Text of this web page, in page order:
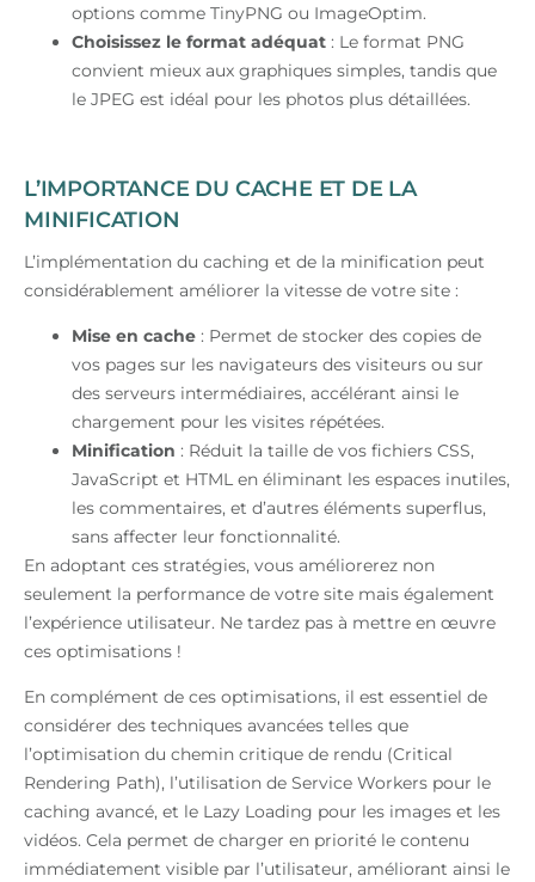
options comme TinyPNG ou ImageOptim.
Choisissez le format adéquat : Le format PNG
convient mieux aux graphiques simples, tandis que
le JPEG est idéal pour les photos plus détaillées.
L’IMPORTANCE DU CACHE ET DE LA
MINIFICATION
L’implémentation du caching et de la minification peut
considérablement améliorer la vitesse de votre site :
Mise en cache : Permet de stocker des copies de
vos pages sur les navigateurs des visiteurs ou sur
des serveurs intermédiaires, accélérant ainsi le
chargement pour les visites répétées.
Minification : Réduit la taille de vos fichiers CSS,
JavaScript et HTML en éliminant les espaces inutiles,
les commentaires, et d’autres éléments superflus,
sans affecter leur fonctionnalité.
En adoptant ces stratégies, vous améliorerez non
seulement la performance de votre site mais également
l’expérience utilisateur. Ne tardez pas à mettre en œuvre
ces optimisations !
En complément de ces optimisations, il est essentiel de
considérer des techniques avancées telles que
l’optimisation du chemin critique de rendu (Critical
Rendering Path), l’utilisation de Service Workers pour le
caching avancé, et le Lazy Loading pour les images et les
vidéos. Cela permet de charger en priorité le contenu
immédiatement visible par l’utilisateur, améliorant ainsi le